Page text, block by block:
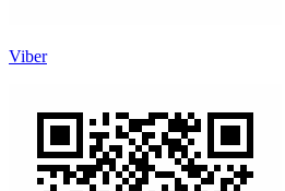
Viber